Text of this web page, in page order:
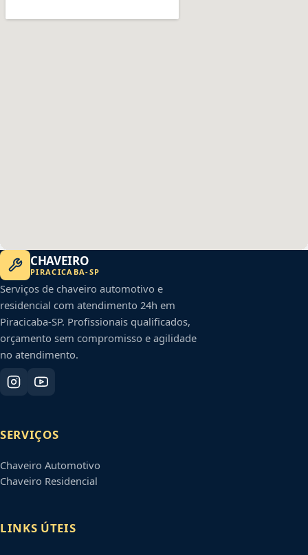
CHAVEIRO
PIRACICABA-SP
Serviços de chaveiro automotivo e
residencial com atendimento 24h em
Piracicaba-SP. Profissionais qualificados,
orçamento sem compromisso e agilidade
no atendimento.
SERVIÇOS
Chaveiro Automotivo
Chaveiro Residencial
LINKS ÚTEIS